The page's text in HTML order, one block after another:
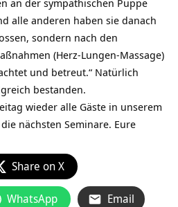
an der sympathischen Puppe
alle anderen haben sie danach
sondern nach den
(Herz-Lungen-Massage)
und betreut.“ Natürlich
bestanden.
wieder alle Gäste in unserem
nächsten Seminare. Eure
Share on X
WhatsApp Email